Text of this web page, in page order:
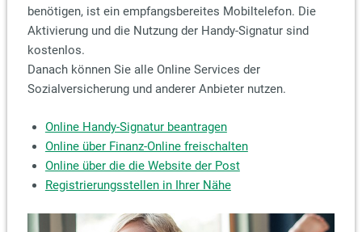
benötigen, ist ein empfangsbereites Mobiltelefon. Die
Aktivierung und die Nutzung der Handy-Signatur sind
kostenlos.
Danach können Sie alle Online Services der
Sozialversicherung und anderer Anbieter nutzen.
Online Handy-Signatur beantragen
Online über Finanz-Online freischalten
Online über die die Website der Post
Registrierungsstellen in Ihrer Nähe